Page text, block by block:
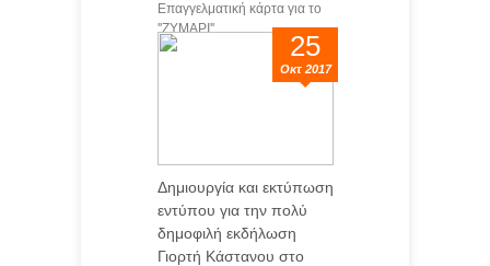
Επαγγελματική κάρτα για το
''ΖΥΜΑΡΙ'' ...
25
Οκτ 2017
Δημιουργία και εκτύπωση
εντύπου για την πολύ
δημοφιλή εκδήλωση
Γιορτή Κάστανου στο